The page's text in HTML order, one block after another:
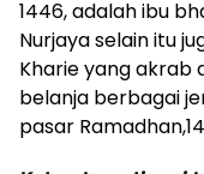
1446, adalah ibu
Nurjaya selain itu
Kharie yang akrab
belanja berbagai
pasar